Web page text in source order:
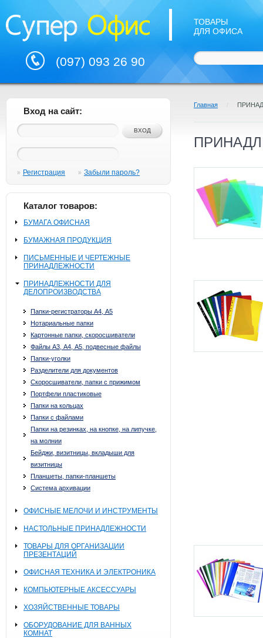
(097) 093 26 90
ТОВАРЫ
ДЛЯ ОФИСА
Вход на сайт:
Регистрация Забыли пароль?
Каталог товаров:
БУМАГА ОФИСНАЯ
БУМАЖНАЯ ПРОДУКЦИЯ
ПИСЬМЕННЫЕ И ЧЕРТЕЖНЫЕ
ПРИНАДЛЕЖНОСТИ
ПРИНАДЛЕЖНОСТИ ДЛЯ
ДЕЛОПРОИЗВОДСТВА
Папки-регистраторы А4, А5
Нотариальные папки
Картонные папки, скоросшиватели
Файлы А3, А4, А5, подвесные файлы
Папки-уголки
Разделители для документов
Скоросшиватели, папки с прижимом
Портфели пластиковые
Папки на кольцах
Папки с файлами
Папки на резинках, на кнопке, на липучке,
на молнии
Бейджи, визитницы, вкладыши для
визитницы
Планшеты, папки-планшеты
Система архивации
ОФИСНЫЕ МЕЛОЧИ И ИНСТРУМЕНТЫ
НАСТОЛЬНЫЕ ПРИНАДЛЕЖНОСТИ
ТОВАРЫ ДЛЯ ОРГАНИЗАЦИИ
ПРЕЗЕНТАЦИЙ
ОФИСНАЯ ТЕХНИКА И ЭЛЕКТРОНИКА
КОМПЬЮТЕРНЫЕ АКСЕССУАРЫ
ХОЗЯЙСТВЕННЫЕ ТОВАРЫ
ОБОРУДОВАНИЕ ДЛЯ ВАННЫХ
КОМНАТ
Главная /